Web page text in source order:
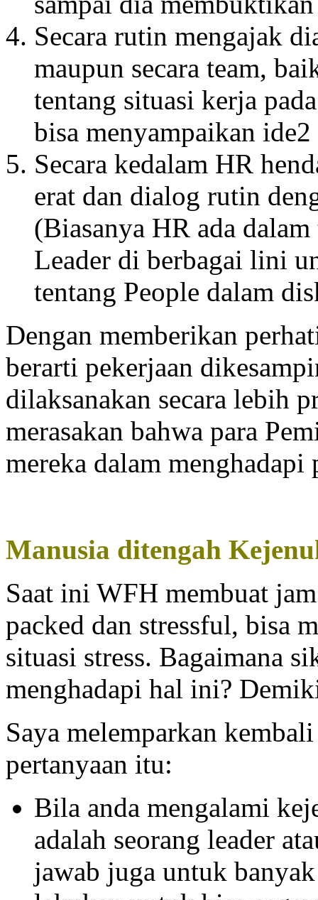
Secara rutin mengajak
maupun secara team,
tentang situasi kerja
bisa menyampaikan
Secara kedalam HR
erat dan dialog rutin
(Biasanya HR ada
Leader di berbagai lini
tentang People dalam
Dengan memberikan
berarti pekerjaan
dilaksanakan secara lebih
merasakan bahwa para
mereka dalam menghadapi
Manusia ditengah
Saat ini WFH membuat
packed dan stressful, bisa
situasi stress. Bagaimana
menghadapi hal ini?
Saya melemparkan
pertanyaan itu:
Bila anda mengalami
adalah seorang leader
jawab juga untuk